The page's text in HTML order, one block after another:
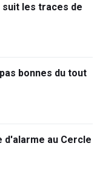
suit les traces de
bonnes du tout
d'alarme au Cercle